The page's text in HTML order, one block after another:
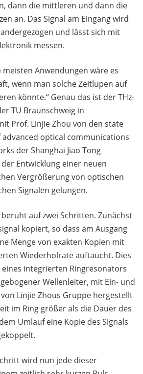
dann die mittleren und dann die
an. Das Signal am Eingang wird
und lässt sich mit
messen.
meisten Anwendungen wäre es
wenn man solche Zeitlupen auf
könnte.“ Genau das ist der THz-
TU Braunschweig in
Prof. Linjie Zhou von den state
optical communications
der Shanghai Jiao Tong
Entwicklung einer neuen
Vergrößerung von optischen
Signalen gelungen.
auf zwei Schritten. Zunächst
kopiert, so dass am Ausgang
Menge von exakten Kopien mit
Wiederholrate auftaucht. Dies
integrierten Ringresonators
Wellenleiter, mit Ein- und
Linjie Zhous Gruppe hergestellt
im Ring größer als die Dauer des
Umlauf eine Kopie des Signals
wird nun jede dieser